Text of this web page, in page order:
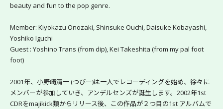
beauty and fun to the pop genre.
Member: Kiyokazu Onozaki, Shinsuke Ouchi, Daisuke Kobayashi,
Yoshiko Iguchi
Guest : Yoshino Trans (from dip), Kei Takeshita (from my pal foot
foot)
2001年、小野崎清一 (つびー)は一人でレコーディングを始め、徐々に
メンバーが参加していき、アンデルセンズが誕生します。2002年1st
CDRをmajikick類からリリース後、この作品が２つ目の1st アルバムで